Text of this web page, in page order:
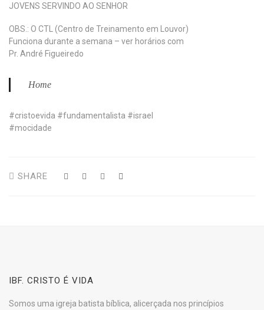
JOVENS SERVINDO AO SENHOR
OBS.: O CTL (Centro de Treinamento em Louvor)
Funciona durante a semana – ver horários com
Pr. André Figueiredo
Home
#cristoevida #fundamentalista #israel
#mocidade
SHARE
IBF. CRISTO É VIDA
Somos uma igreja batista bíblica, alicerçada nos princípios